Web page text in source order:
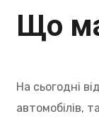
Що
На сьогодні
автомобілів,